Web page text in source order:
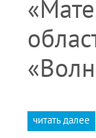
читать далее